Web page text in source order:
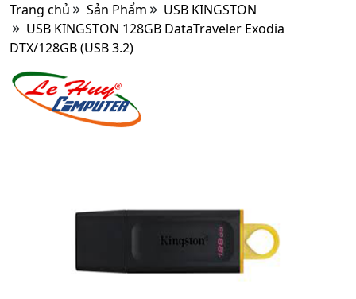
Trang chủ Sản Phẩm
USB KINGSTON
USB KINGSTON 128GB DataTraveler Exodia
DTX/128GB (USB 3.2)